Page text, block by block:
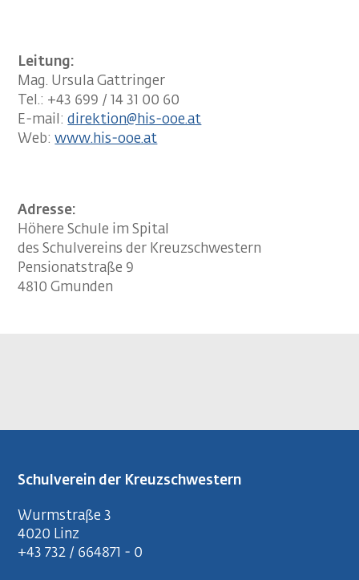
Leitung:
Mag. Ursula Gattringer
Tel.: +43 699 / 14 31 00 60
E-mail:direktion@his-ooe.at
Web:www.his-ooe.at
Adresse:
Höhere Schule im Spital
des Schulvereins der Kreuzschwestern
Pensionatstraße 9
4810 Gmunden
Schulverein der Kreuzschwestern
Wurmstraße 3
4020 Linz
+43 732 / 664871 - 0